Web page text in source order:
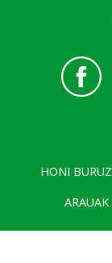
HONI BURUZ
ARAUAK